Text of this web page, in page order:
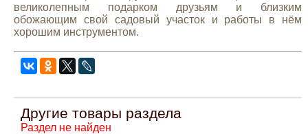
великолепным подарком друзьям и близким
обожающим свой садовый участок и работы в нём
хорошим инструментом.
Другие товары раздела
Раздел не найден
Suzuki
Toyota
Volkswagen